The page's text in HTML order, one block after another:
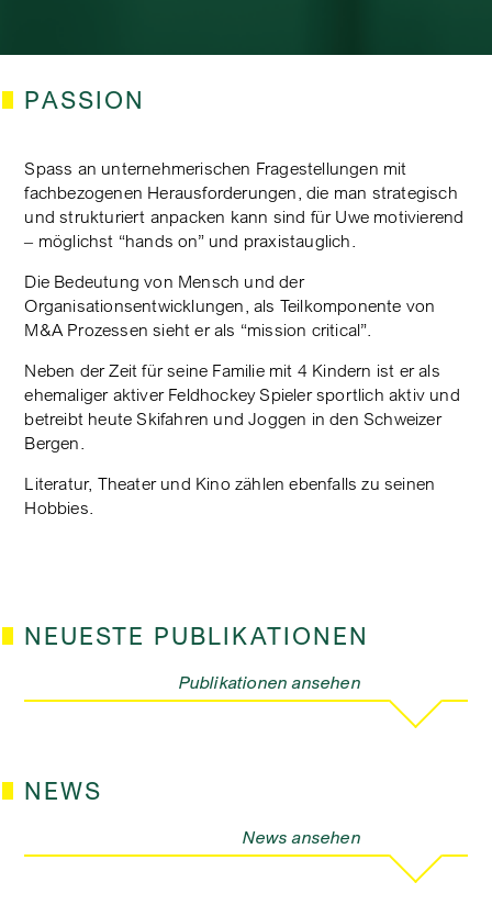
PASSION
Spass an unternehmerischen Fragestellungen mit
fachbezogenen Herausforderungen, die man strategisch
und strukturiert anpacken kann sind für Uwe motivierend
– möglichst “hands on” und praxistauglich.
Die Bedeutung von Mensch und der
Organisationsentwicklungen, als Teilkomponente von
M&A Prozessen sieht er als “mission critical”.
Neben der Zeit für seine Familie mit 4 Kindern ist er als
ehemaliger aktiver Feldhockey Spieler sportlich aktiv und
betreibt heute Skifahren und Joggen in den Schweizer
Bergen.
Literatur, Theater und Kino zählen ebenfalls zu seinen
Hobbies.
NEUESTE PUBLIKATIONEN
Publikationen ansehen
NEWS
News ansehen